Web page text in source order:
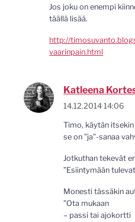
Jos joku on enempi
täällä lisää.
http://
vaarinpain.html
Katleena
14.12.2014 14:06
Timo, käytän itsekin
se on ”ja”-sanaa
Jotkuthan tekevät
”Esiintymään
Monesti tässäkin
”Ota mukaan
– passi tai ajokortti